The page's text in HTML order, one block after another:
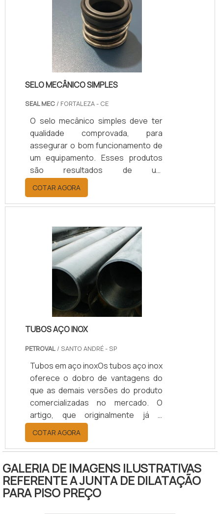
circular e corte transversal, o anel
varia de acordo com o modelo e
outras especificações que influem
na aplicação. Essa composição e
SELO MECÂNICO SIMPLES
SEAL MEC / FORTALEZA - CE
O selo mecânico simples deve ter
qualidade comprovada, para
assegurar o bom funcionamento de
um equipamento. Esses produtos
são resultados de um
desenvolvimento que envolve
inovação e tecnologia.Eles devem
ser preparados para que sejam
necessitem de pouca reparação. O
selo mecânico é um material que é
sempre usado em procedimentos
industriais.Este produto consiste em
um dispositivo de forma cilíndrica
que tem alta performance no
impedimento de vazamento de
gases ou lí.
COTAR AGORA
TUBOS AÇO INOX
PETROVAL / SANTO ANDRÉ - SP
Tubos em aço inoxOs tubos aço inox
oferece o dobro de vantagens do
que as demais versões do produto
comercializadas no mercado. O
artigo, que originalmente já é
fabricado atendendo aos altíssimos
graus de qualidade A, B ou C, fica
potencializado com o conjunto de
benefícios do aço inox, matéria-
prima altamente resistente à
oxidação, durável e
higiênica.Principais benefícios Serve
COTAR AGORA
GALERIA DE IMAGENS ILUSTRATIVAS
REFERENTE A JUNTA DE DILATAÇÃO
PARA PISO PREÇO